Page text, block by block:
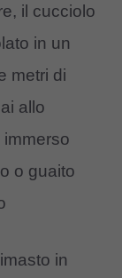
il cucciolo
in un
metri di
allo
o guaito
in